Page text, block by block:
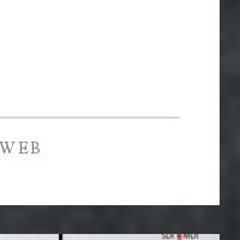
WEB